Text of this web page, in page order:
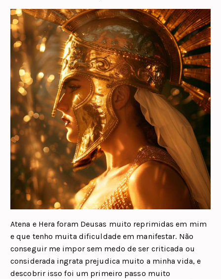
Atena e Hera foram Deusas muito reprimidas em mim
e que tenho muita dificuldade em manifestar. Não
conseguir me impor sem medo de ser criticada ou
considerada ingrata prejudica muito a minha vida, e
descobrir isso foi um primeiro passo muito